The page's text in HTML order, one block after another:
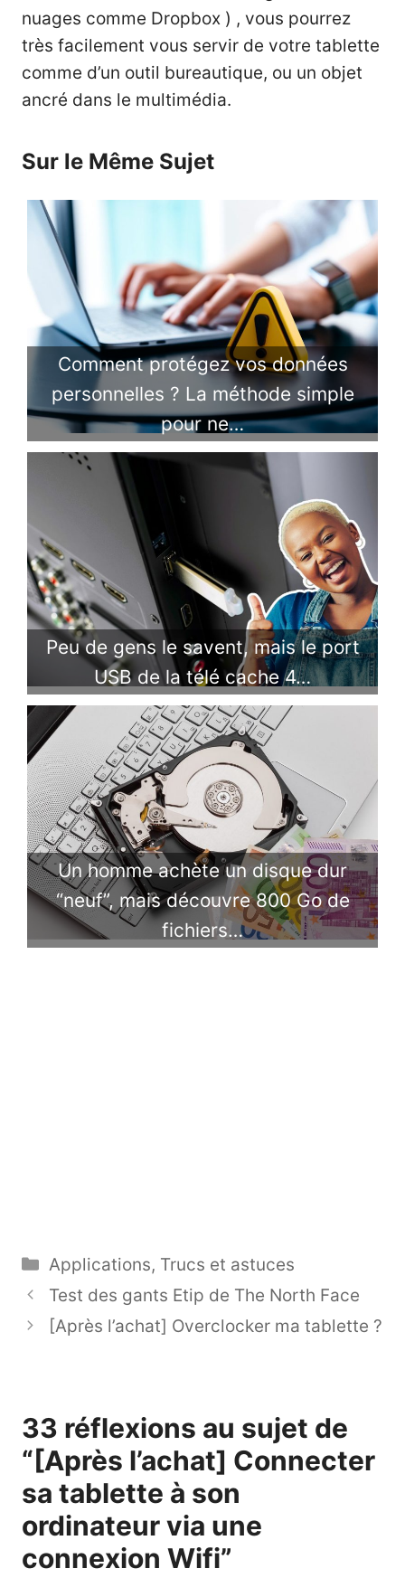
nuages comme Dropbox ) , vous pourrez
très facilement vous servir de votre tablette
comme d’un outil bureautique, ou un objet
ancré dans le multimédia.
Sur le Même Sujet
Comment protégez vos données
personnelles ? La méthode simple
pour ne…
Peu de gens le savent, mais le port
USB de la télé cache 4…
Un homme achète un disque dur
“neuf”, mais découvre 800 Go de
fichiers…
Catégories
Applications, Trucs et astuces
Test des gants Etip de The North Face
[Après l’achat] Overclocker ma tablette ?
33 réflexions au sujet de
“[Après l’achat] Connecter
sa tablette à son
ordinateur via une
connexion Wifi”